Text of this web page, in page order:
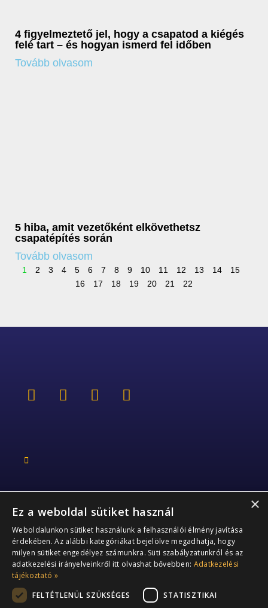
4 figyelmeztető jel, hogy a csapatod a kiégés
felé tart – és hogyan ismerd fel időben
Tovább olvasom
5 hiba, amit vezetőként elkövethetsz
csapatépítés során
Tovább olvasom
1 2 3 4 5 6 7 8 9 10 11 12 13 14
15
16
17 18 19 20 21 22
Kapcsolat
+36 70 363 2178
info@performia.hu
2141 Csömör,
×
Ez a weboldal sütiket használ
Weboldalunkon sütiket használunk a felhasználói élmény javítása
érdekében. Az alábbi kategóriákat bejelölve megadhatja, hogy
milyen sütiket engedélyez számunkra. Süti szabályzatunkról és az
adatkezelési irányelveinkről itt olvashat bővebben: Adatkezelési
tájékoztató »
FELTÉTLENÜL SZÜKSÉGES
STATISZTIKAI